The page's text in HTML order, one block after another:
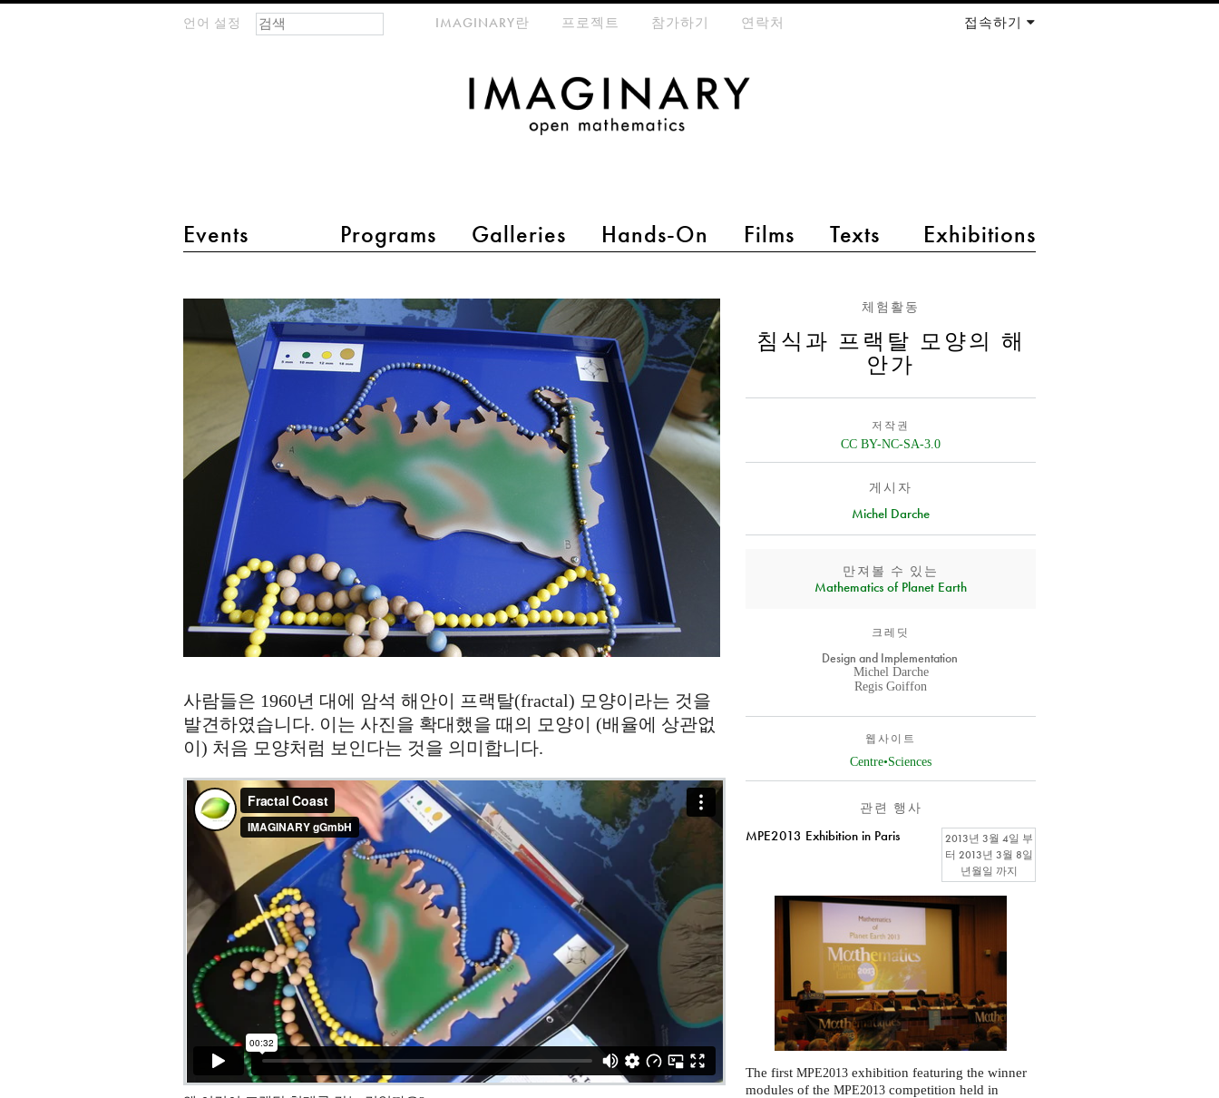
언어 설정
main menu 2
Events Programs Galleries Hands-On Films Texts Exhibitions
meta-menuIMAGINARY란 프로젝트 참가하기 연락처 접속하기
검색 폼
찾기
과
양
의
체험활동
침식과 프랙탈 모양의 해
안가
저작권
CC BY-NC-SA-3.0
게시자
Michel Darche
만져볼 수 있는
Mathematics of Planet Earth
크레딧
Design and Implementation
Michel Darche
Regis Goiffon
웹사이트
Centre•Sciences
관련 행사
MPE2013 Exhibition in Paris
2013년 3월 4일 부
터 2013년 3월 8일
년월일 까지
The firstMPE2013 exhibition featuring the winner
modules of theMPE2013 competition held in
사람들은 1960년 대에 암석 해안이 프랙탈(fractal) 모양이라는 것을
발견하였습니다. 이는 사진을 확대했을 때의 모양이 (배율에 상관없
이) 처음 모양처럼 보인다는 것을 의미합니다.